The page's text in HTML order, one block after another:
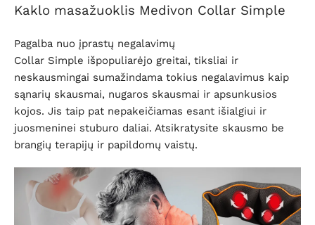
Kaklo masažuoklis Medivon Collar Simple
Pagalba nuo įprastų negalavimų
Collar Simple išpopuliarėjo greitai, tiksliai ir
neskausmingai sumažindama tokius negalavimus kaip
sąnarių skausmai, nugaros skausmai ir apsunkusios
kojos. Jis taip pat nepakeičiamas esant išialgiui ir
juosmeninei stuburo daliai. Atsikratysite skausmo be
brangių terapijų ir papildomų vaistų.